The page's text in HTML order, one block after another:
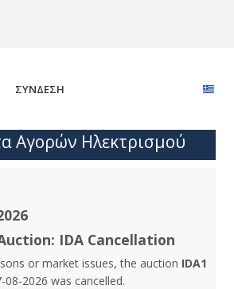
ΣΎΝΔΕΣΗ
Αγορών Ηλεκτρισμού
IDA Cancellation
or market issues, the auction IDA1
2026 was cancelled.